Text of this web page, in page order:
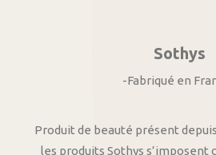
Sothys
-Fabriqué en
Produit de beauté présent
les produits Sothys